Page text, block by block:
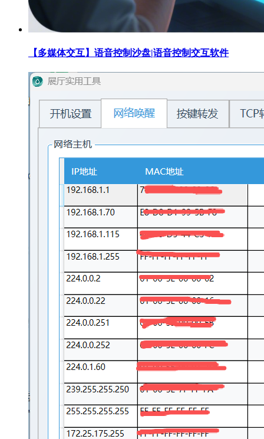
【多媒体交互】语音控制沙盘|语音控制交互软件